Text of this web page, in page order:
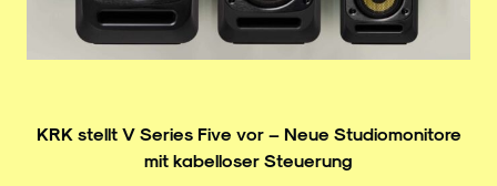
KRK stellt V Series Five vor – Neue Studiomonitore
mit kabelloser Steuerung